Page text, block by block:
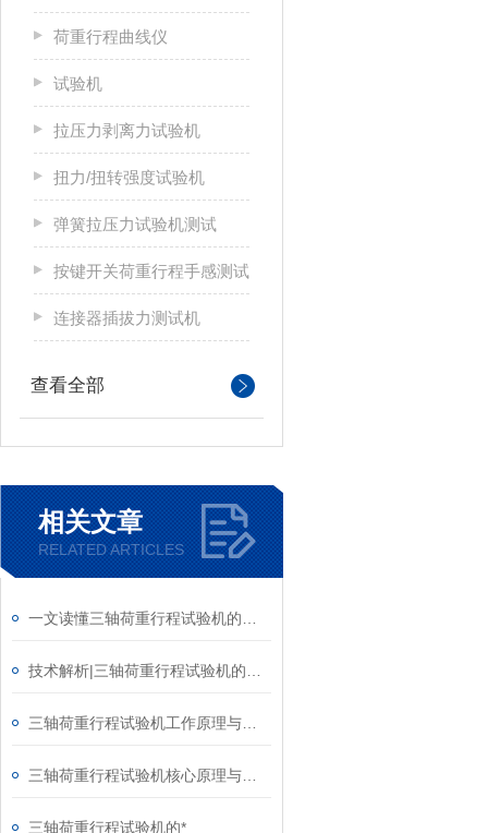
荷重行程曲线仪
试验机
拉压力剥离力试验机
扭力/扭转强度试验机
弹簧拉压力试验机测试
按键开关荷重行程手感测试
连接器插拔力测试机
查看全部
相关文章
RELATED ARTICLES
三轴荷重行程试验机的*